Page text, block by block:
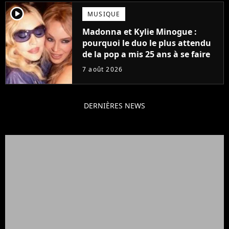
player2 MUSIQUE
Madonna et Kylie Minogue :
pourquoi le duo le plus attendu
de la pop a mis 25 ans à se faire
7 août 2026
DERNIÈRES NEWS